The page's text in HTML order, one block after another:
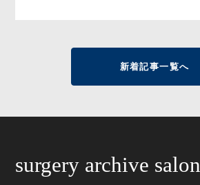
新着記事一覧へ
surgery archive salon